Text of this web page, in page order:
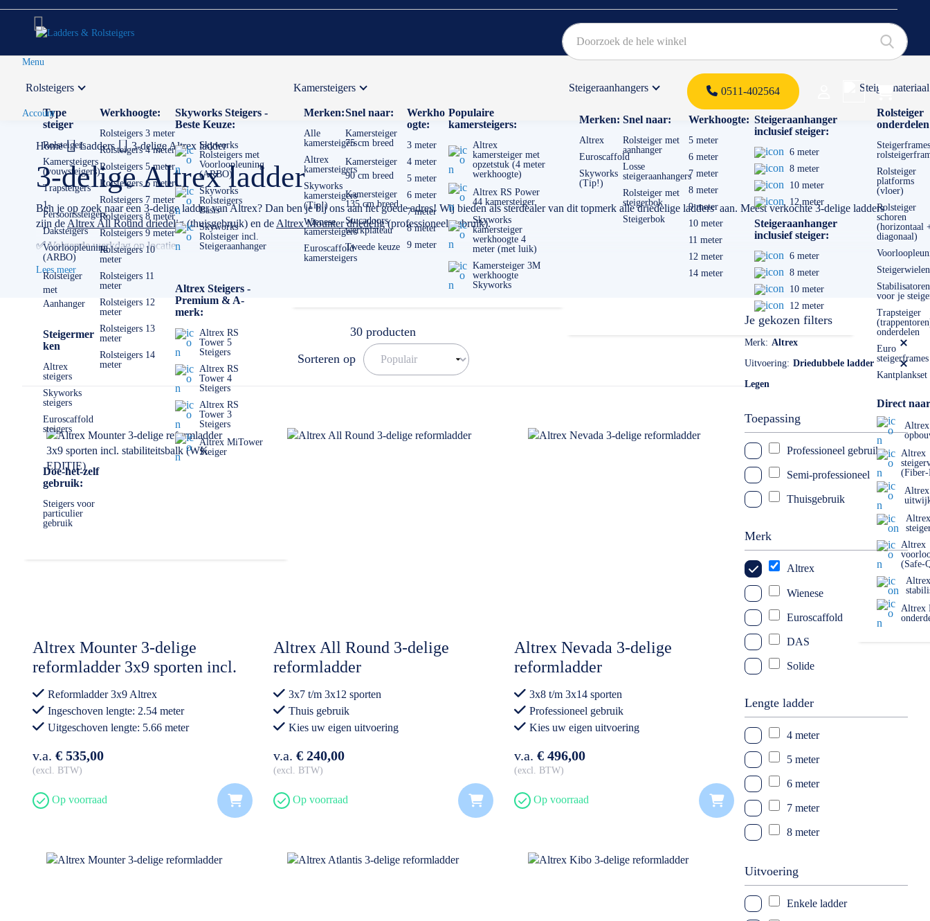
0511-402564
Menu
Rolsteigers
Type
steiger
Rolsteigers
Kamersteigers
(vouwsteigers)
Trapsteigers
1-
Persoonssteigers
Daksteigers
Voorloopleuning
(ARBO)
Rolsteiger
met
Aanhanger
Steigermer
ken
Altrex
steigers
Skyworks
steigers
Euroscaffold
steigers
Doe-het-zelf
gebruik:
Steigers voor
particulier
gebruik
Werkhoogte:
Rolsteigers 3 meter
Rolsteigers 4 meter
Rolsteigers 5 meter
Rolsteigers 6 meter
Rolsteigers 7 meter
Rolsteigers 8 meter
Rolsteigers 9 meter
Rolsteigers 10
meter
Rolsteigers 11
meter
Rolsteigers 12
meter
Rolsteigers 13
meter
Rolsteigers 14
meter
Skyworks Steigers -
Beste Keuze:
Skyworks
Rolsteigers met
Voorloopleuning
(ARBO)
Skyworks
Rolsteigers
Basis
Skyworks
Rolsteiger incl.
Steigeraanhanger
Altrex Steigers -
Premium & A-
merk:
Altrex RS
Tower 5
Steigers
Altrex RS
Tower 4
Steigers
Altrex RS
Tower 3
Steigers
Altrex MiTower
Steiger
Kamersteigers
Merken:
Alle
kamersteigers
Altrex
kamersteigers
Skyworks
kamersteigers
(Tip!)
Wienese
kamersteigers
Euroscaffold
kamersteigers
Snel naar:
Kamersteiger
75 cm breed
Kamersteiger
90 cm breed
Kamersteiger
135 cm breed
Stucadoors
werkplateau
Tweede keuze
Werkho
ogte:
3 meter
4 meter
5 meter
6 meter
7 meter
8 meter
9 meter
Populaire
kamersteigers:
Altrex
kamersteiger met
opzetstuk (4 meter
werkhoogte)
Altrex RS Power
44 kamersteiger
Skyworks
kamersteiger
werkhoogte 4
meter (met luik)
Kamersteiger 3M
werkhoogte
Skyworks
Steigeraanhangers
Merken:
Altrex
Euroscaffold
Skyworks
(Tip!)
Snel naar:
Rolsteiger met
aanhanger
Losse
steigeraanhangers
Rolsteiger met
steigerbok
Steigerbok
Werkhoogte:
5 meter
6 meter
7 meter
8 meter
9 meter
10 meter
11 meter
12 meter
14 meter
Steigeraanhanger
inclusief steiger:
6 meter
8 meter
10 meter
12 meter
Steigeraanhanger
inclusief steiger:
6 meter
8 meter
10 meter
12 meter
Steigermateriaal
Rolsteiger
Rolsteiger
platforms
(vloer)
Rolsteiger
schoren
(horizontaal
diagonaal)
Steigerwielen
Stabilisatoren
voor je
Trapsteiger
onderdelen
Euro
steigerframes
Kantplankset
Direct
Altrex
Altrex
Altrex
Altrex
Altrex
(Safe-
Altrex
Altrex
Account
Home Ladders 3-delige Altrex ladder
3-delige Altrex ladder
Ben je op zoek naar een 3-delige ladder van Altrex? Dan ben je bij ons aan het goede adres! Wij bieden als sterdealer van dit topmerk alle driedelige ladders aan. Meest verkochte 3-delige ladders
zijn de Altrex All Round driedelig(thuisgebruik) en de Altrex Mounter driedelig(professioneel gebruik).
✅Volgende werkdag op locatie
✅Meedenkende klantenservice
✅ Contact:
0511- 40 25 64
Lees meer
30 producten
Sorteren op
Altrex Mounter 3-delige
reformladder 3x9 sporten incl.
stabiliteitsbalk (WK EDITIE)
Reformladder 3x9 Altrex
Ingeschoven lengte: 2.54 meter
Uitgeschoven lengte: 5.66 meter
v.a. € 535,00
excl. BTW
Op voorraad
Altrex All Round 3-delige
reformladder
3x7 t/m 3x12 sporten
Thuis gebruik
Kies uw eigen uitvoering
v.a. € 240,00
excl. BTW
Op voorraad
Altrex Nevada 3-delige
reformladder
3x8 t/m 3x14 sporten
Professioneel gebruik
Kies uw eigen uitvoering
v.a. € 496,00
excl. BTW
Op voorraad
Je gekozen filters
Merk
Altrex
Uitvoering
Driedubbele ladder
Legen
Toepassing
Professioneel gebruik
Semi-professioneel
Thuisgebruik
Merk
Altrex
Wienese
Euroscaffold
DAS
Solide
Lengte ladder
4 meter
5 meter
6 meter
7 meter
8 meter
Uitvoering
Enkele ladder